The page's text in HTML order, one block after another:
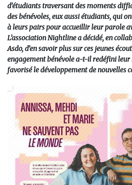
d’étudiants traversant des moments
des bénévoles, eux aussi étudiants, qui
à leurs pairs pour accueillir leur parole
L’association Nightline a décidé, en
Asdo, d’en savoir plus sur ces jeunes
engagement bénévole a-t-il redéfini
favorisé le développement de nouvelles